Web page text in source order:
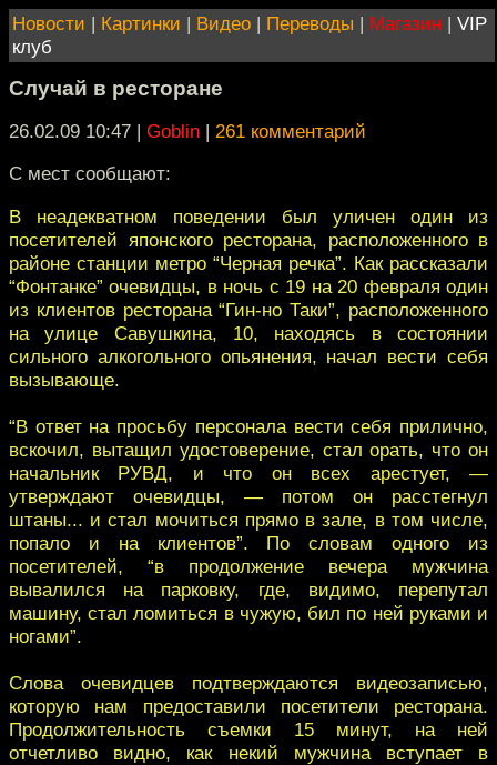
Новости | Картинки | Видео | Переводы | Магазин | VIP
клуб
Случай в ресторане
26.02.09 10:47 | Goblin | 261 комментарий
С мест сообщают:
В неадекватном поведении был уличен один из
посетителей японского ресторана, расположенного в
районе станции метро “Черная речка”. Как рассказали
“Фонтанке” очевидцы, в ночь с 19 на 20 февраля один
из клиентов ресторана “Гин-но Таки”, расположенного
на улице Савушкина, 10, находясь в состоянии
сильного алкогольного опьянения, начал вести себя
вызывающе.
“В ответ на просьбу персонала вести себя прилично,
вскочил, вытащил удостоверение, стал орать, что он
начальник РУВД, и что он всех арестует, —
утверждают очевидцы, — потом он расстегнул
штаны... и стал мочиться прямо в зале, в том числе,
попало и на клиентов”. По словам одного из
посетителей, “в продолжение вечера мужчина
вывалился на парковку, где, видимо, перепутал
машину, стал ломиться в чужую, бил по ней руками и
ногами”.
Слова очевидцев подтверждаются видеозаписью,
которую нам предоставили посетители ресторана.
Продолжительность съемки 15 минут, на ней
отчетливо видно, как некий мужчина вступает в